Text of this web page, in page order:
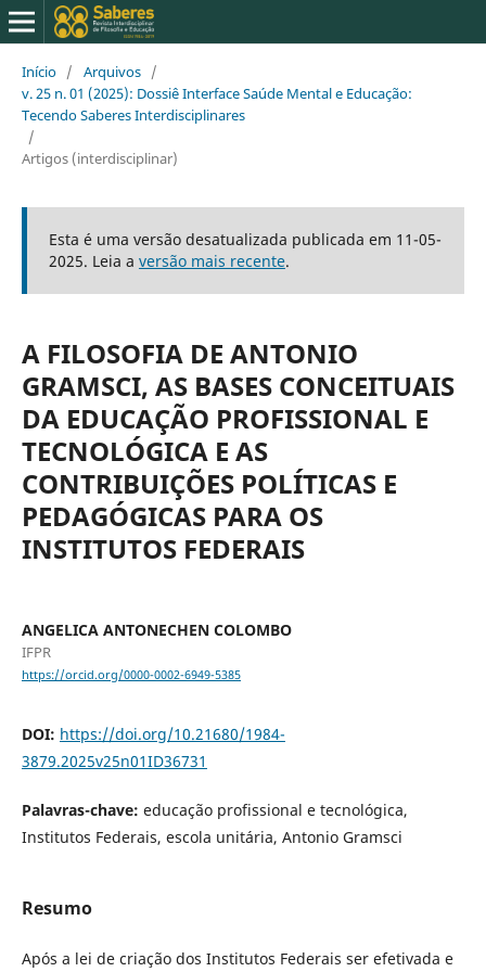
Início / Arquivos /
v. 25 n. 01 (2025): Dossiê Interface Saúde Mental e Educação:
Tecendo Saberes Interdisciplinares
/
Artigos (interdisciplinar)
Esta é uma versão desatualizada publicada em 11-05-
2025. Leia a versão mais recente.
A FILOSOFIA DE ANTONIO
GRAMSCI, AS BASES CONCEITUAIS
DA EDUCAÇÃO PROFISSIONAL E
TECNOLÓGICA E AS
CONTRIBUIÇÕES POLÍTICAS E
PEDAGÓGICAS PARA OS
INSTITUTOS FEDERAIS
ANGELICA ANTONECHEN COLOMBO
IFPR
https://orcid.org/0000-0002-6949-5385
DOI: https://doi.org/10.21680/1984-
3879.2025v25n01ID36731
Palavras-chave: educação profissional e tecnológica,
Institutos Federais, escola unitária, Antonio Gramsci
Resumo
Após a lei de criação dos Institutos Federais ser efetivada e